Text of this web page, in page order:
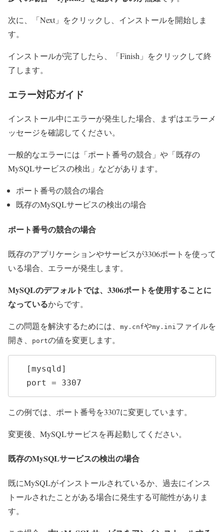
次に、「Next」をクリックし、インストールを開始しま
す。
インストールが完了したら、「Finish」をクリックして終
了します。
エラー対応ガイド
インストール中にエラーが発生した場合、まずはエラーメ
ッセージを確認してください。
一般的なエラーには「ポート番号の競合」や「既存の
MySQLサービスの検出」などがあります。
ポート番号の競合の場合
既存のMySQLサービスの検出の場合
ポート番号の競合の場合
既存のアプリケーションやサービスが3306ポートを使って
いる場合、エラーが発生します。
MySQLのデフォルトでは、3306ポートを使用することに
なっているからです。
この問題を解決するためには、 my.cnfやmy.ini ファイルを
開き、
portの値を変更します。
  port = 3307
この例では、ポート番号を3307に変更しています。
変更後、MySQLサービスを再起動してください。
既存のMySQLサービスの検出の場合
既にMySQLがインストールされているか、過去にインス
トールされたことがある場合に発生する可能性がありま
す。